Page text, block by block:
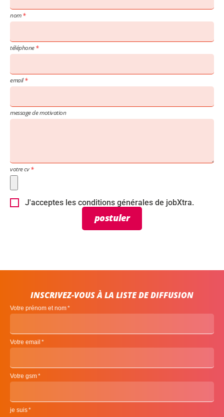
nom
téléphone
email
message de motivation
votre cv
J'acceptes les conditions générales de jobXtra.
postuler
INSCRIVEZ-VOUS À LA LISTE DE DIFFUSION
Votre prénom et nom
Votre email
Votre gsm
je suis